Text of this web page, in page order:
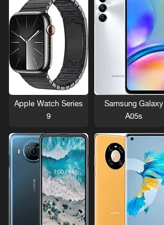
Samsung Galaxy
A05s
Apple Watch Series
9